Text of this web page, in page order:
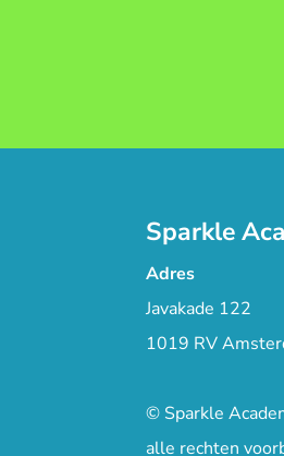
Sparkle
Adres
Javakade 122
1019 RV
© Sparkle
alle rechten